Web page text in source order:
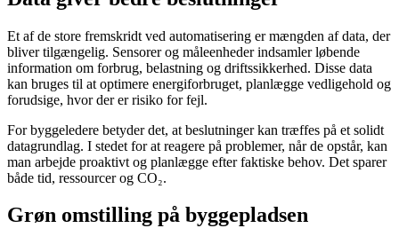
Et af de store fremskridt ved automatisering er mængden af data, der
bliver tilgængelig. Sensorer og måleenheder indsamler løbende
information om forbrug, belastning og driftssikkerhed. Disse data
kan bruges til at optimere energiforbruget, planlægge vedligehold og
forudsige, hvor der er risiko for fejl.
For byggeledere betyder det, at beslutninger kan træffes på et solidt
datagrundlag. I stedet for at reagere på problemer, når de opstår, kan
man arbejde proaktivt og planlægge efter faktiske behov. Det sparer
både tid, ressourcer og CO₂.
Grøn omstilling på byggepladsen